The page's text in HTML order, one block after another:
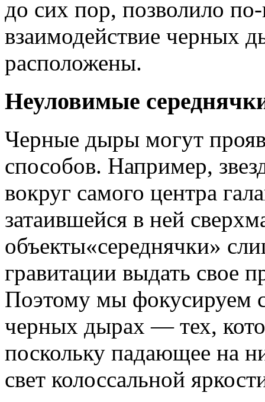
до сих пор, позволило
взаимодействие черных
расположены.
Неуловимые
Черные дыры могут
способов. Например,
вокруг самого центра
затаившейся в ней
объекты«середнячки»
гравитации выдать свое
Поэтому мы фокусируем
черных дырах — тех,
поскольку падающее на
свет колоссальной